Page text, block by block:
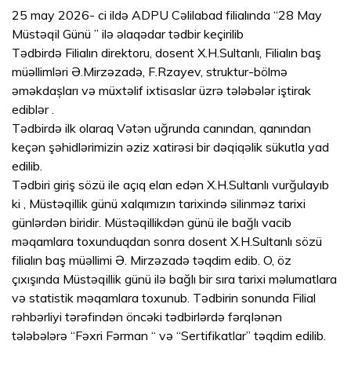
25 may 2026- ci ildə ADPU Cəlilabad filialında “28 May
Müstəqil Günü ” ilə əlaqədar tədbir keçirilib
Tədbirdə Filialın direktoru, dosent X.H.Sultanlı, Filialın baş
müəllimləri Ə.Mirzəzadə, F.Rzayev, struktur-bölmə
əməkdașları və müxtəlif ixtisaslar üzrə tələbələr iştirak
ediblər .
Tədbirdə ilk olaraq Vətən uğrunda canından, qanından
keçən şəhidlərimizin əziz xatirəsi bir dəqiqəlik sükutla yad
edilib.
Tədbiri giriş sözü ile açıq elan edən X.H.Sultanlı vurğulayıb
ki , Müstəqillik günü xalqımızın tarixində silinməz tarixi
günlərdən biridir. Müstəqillikdən günü ile bağlı vacib
məqamlara toxunduqdan sonra dosent X.H.Sultanlı sözü
filialın baş müəllimi Ə. Mirzəzadə təqdim edib. O, öz
çıxışında Müstəqillik günü ilə bağlı bir sıra tarixi məlumatlara
və statistik məqamlara toxunub. Tədbirin sonunda Filial
rəhbərliyi tərəfindən öncəki tədbirlərdə fərqlənən
tələbələrə “Fəxri Fərman “ və “Sertifikatlar” təqdim edilib.